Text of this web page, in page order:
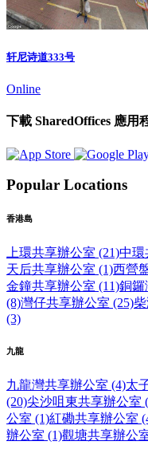
轩尼诗道333号
Online
下載 SharedOffices 應用
Popular Locations
香港島
上環共享辦公室 (21)中環
天后共享辦公室 (1)西營
金鐘共享辦公室 (11)銅鑼
(8)灣仔共享辦公室 (25)
(3)
九龍
九龍灣共享辦公室 (4)太
(20)尖沙咀東共享辦公室
公室 (1)紅磡共享辦公室
辦公室 (1)觀塘共享辦公